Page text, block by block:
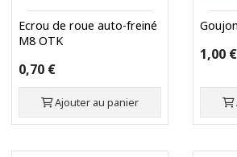
Ecrou de roue auto-freiné
M8 OTK
0,70 €
Ajouter au panier
1,00 €